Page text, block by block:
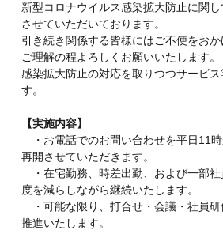
新型コロナウイルス感染拡大防止に関
させていただいております。
引き続き関係する皆様にはご不便をお
ご理解の程よろしくお願いいたします。
感染拡大防止の対応を取りつつサービ
す。
【実施内容】
・お電話でのお問い合わせを平日11
再開させていただきます。
・在宅勤務、時差出勤、および一部
度を減らしながら継続いたします。
・可能な限り、打合せ・会議・社員研
推進いたします。